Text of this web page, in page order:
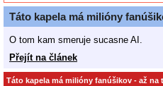
Táto kapela má milióny
O tom kam smeruje sucasne AI.
Přejít na článek
Táto kapela má milióny fanúšikov - až na